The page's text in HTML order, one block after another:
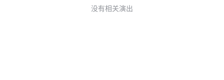
没有相关演出